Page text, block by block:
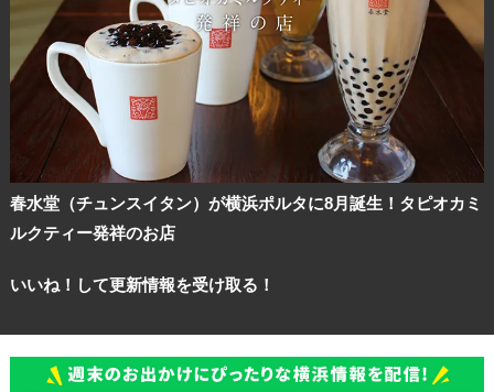
春水堂（チュンスイタン）が横浜ポルタに8月誕生！タピオカミ
ルクティー発祥のお店
いいね！して更新情報を受け取る！